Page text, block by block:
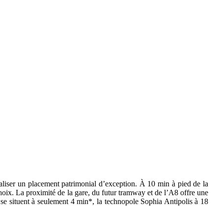
un placement patrimonial d’exception. À 10 min à pied de la
La proximité de la gare, du futur tramway et de l’A8 offre une
situent à seulement 4 min*, la technopole Sophia Antipolis à 18